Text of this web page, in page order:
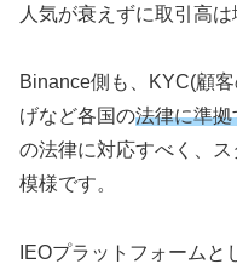
人気が衰えずに取引高は
Binance側も、KYC(顧
げなど各国の法律に準拠
の法律に対応すべく、
模様です。
IEOプラットフォーム